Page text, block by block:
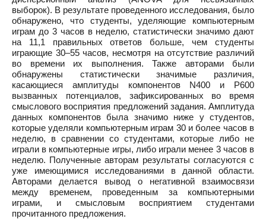
выборок). В результате проведенного исследования, было
обнаружено, что студенты, уделяющие компьютерным
играм до 3 часов в неделю, статистически значимо дают
на 11,1 правильных ответов больше, чем студенты
играющие 30–55 часов, несмотря на отсутствие различий
во времени их выполнения. Также авторами были
обнаружены статистически значимые различия,
касающиеся амплитуды компонентов N400 и P600
вызванных потенциалов, зафиксированных во время
смыслового восприятия предложений задания. Амплитуда
данных компонентов была значимо ниже у студентов,
которые уделяли компьютерным играм 30 и более часов в
неделю, в сравнении со студентами, которые либо не
играли в компьютерные игры, либо играли менее 3 часов в
неделю. Полученные авторам результаты согласуются с
уже имеющимися исследованиями в данной области.
Авторами делается вывод о негативной взаимосвязи
между временем, проведенным за компьютерными
играми, и смысловым восприятием студентами
прочитанного предложения.